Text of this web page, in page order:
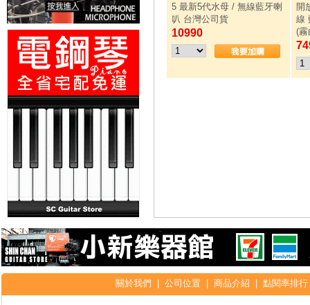
5 最新5代水母 / 無線藍牙喇
叭 台灣公司貨
10990
開
線
(霧
關於我們 公司位置 商品介紹 點閱率排行